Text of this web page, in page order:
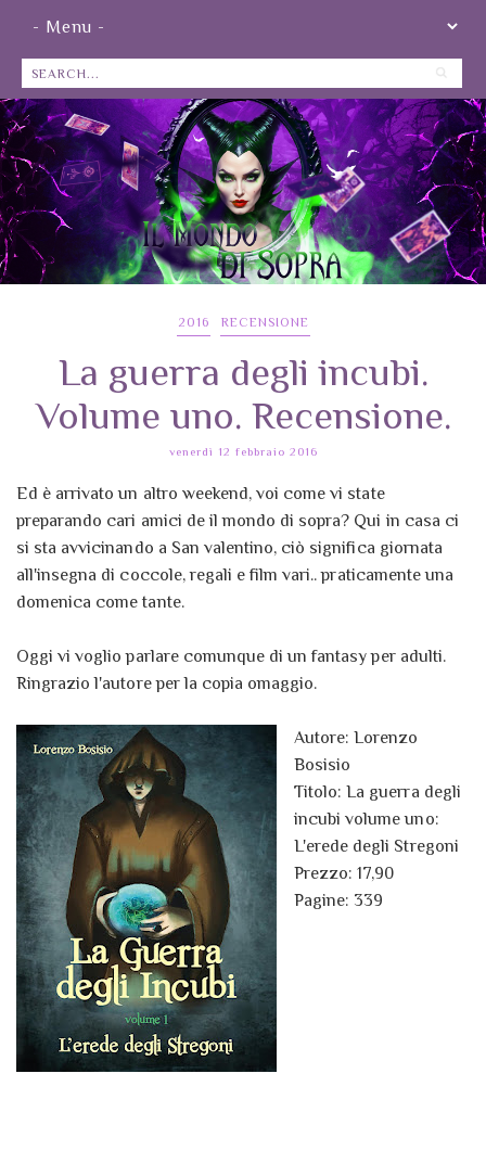
2016 RECENSIONE
La guerra degli incubi.
Volume uno. Recensione.
venerdì 12 febbraio 2016
Ed è arrivato un altro weekend, voi come vi state
preparando cari amici de il mondo di sopra? Qui in casa ci
si sta avvicinando a San valentino, ciò significa giornata
all'insegna di coccole, regali e film vari.. praticamente una
domenica come tante.
Oggi vi voglio parlare comunque di un fantasy per adulti.
Ringrazio l'autore per la copia omaggio.
Autore: Lorenzo
Bosisio
Titolo: La guerra degli
incubi volume uno:
L'erede degli Stregoni
Prezzo: 17,90
Pagine: 339